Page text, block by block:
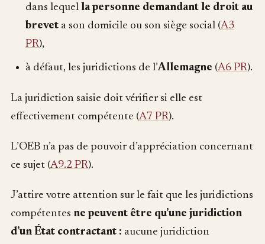
dans lequel la personne demandant le droit au
breveta son domicile ou son siège social (A3
PR),
à défaut, les juridictions de l’Allemagne (A6 PR).
La juridiction saisie doit vérifier si elle est
effectivement compétente (A7 PR).
L’OEB n’a pas de pouvoir d’appréciation concernant
ce sujet (A9.2 PR).
J’attire votre attention sur le fait que les juridictions
compétentes ne peuvent être qu’une juridiction
d’un État contractant : aucune juridiction